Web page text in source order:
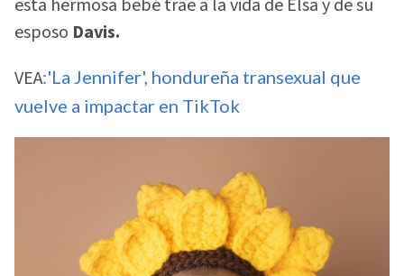
esta hermosa bebé trae a la vida de Elsa y de su
esposo Davis.
VEA:'La Jennifer', hondureña transexual que
vuelve a impactar en TikTok